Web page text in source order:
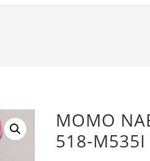
MOMO
518-M535I